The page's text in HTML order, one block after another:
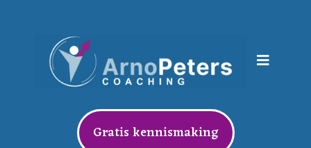
Gratis kennismaking